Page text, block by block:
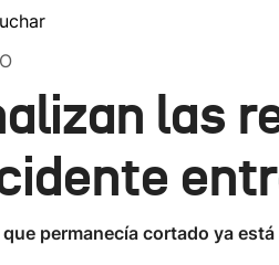
las
que permanecía cortado ya